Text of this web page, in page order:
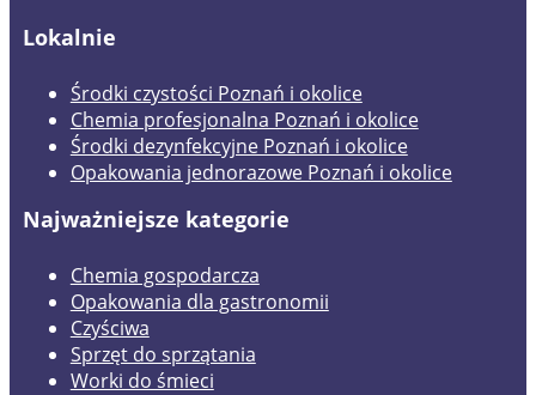
Lokalnie
Środki czystości Poznań i okolice
Chemia profesjonalna Poznań i okolice
Środki dezynfekcyjne Poznań i okolice
Opakowania jednorazowe Poznań i okolice
Najważniejsze kategorie
Chemia gospodarcza
Opakowania dla gastronomii
Czyściwa
Sprzęt do sprzątania
Worki do śmieci